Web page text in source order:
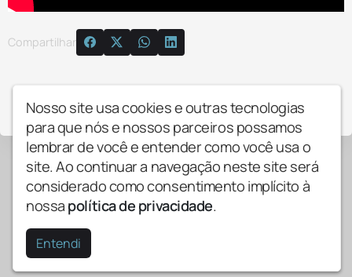
Compartilhar
reservados.
Nosso site usa cookies e outras tecnologias
para que nós e nossos parceiros possamos
lembrar de você e entender como você usa o
site. Ao continuar a navegação neste site será
considerado como consentimento implícito à
nossa política de privacidade.
Entendi